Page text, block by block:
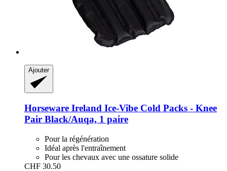
Ajouter
Horseware Ireland Ice-​Vibe Cold Packs -​ Knee
Pair Black/Auqa, 1 paire
Pour la régénération
Idéal après l'entraînement
Pour les chevaux avec une ossature solide
CHF 30.50